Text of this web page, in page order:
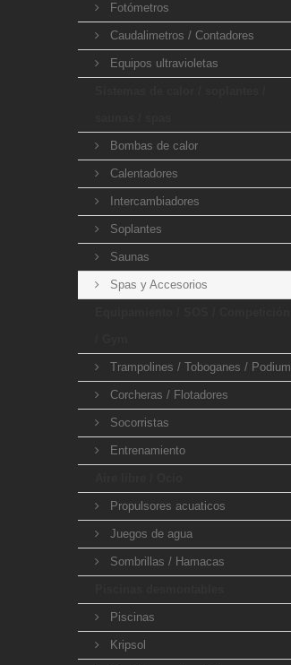
Fotómetros
Caudalimetros / Contadores
Equipos ultravioletas
Bombas de calor
Calentadores
Intercambiadores
Soplantes
Saunas
Spas y Accesorios
Trampolines / Toboganes / Podium
Corcheras / Flotadores
Socorristas
Entrenamiento
Propulsores acuaticos
Juegos de agua
Sombrillas / Hamacas
Piscinas
Kripsol